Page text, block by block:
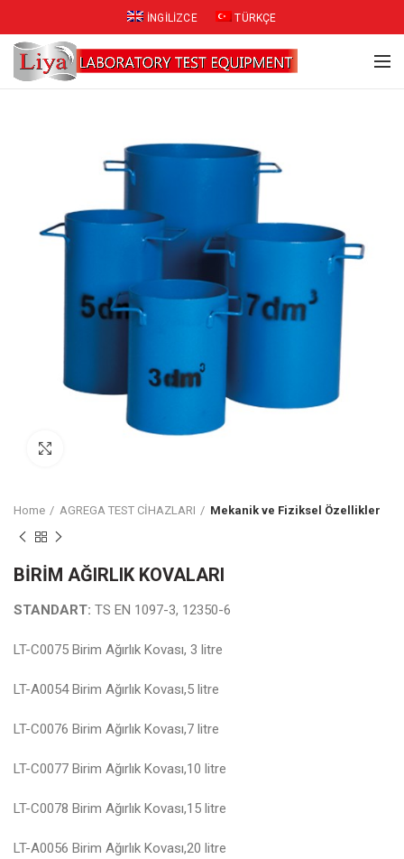
İNGILIZCE TÜRKÇE
Home AGREGA TEST CİHAZLARI Mekanik ve Fiziksel Özellikler
BİRİM AĞIRLIK KOVALARI
STANDART: TS EN 1097-3, 12350-6
LT-C0075 Birim Ağırlık Kovası, 3 litre
LT-A0054 Birim Ağırlık Kovası,5 litre
LT-C0076 Birim Ağırlık Kovası,7 litre
LT-C0077 Birim Ağırlık Kovası,10 litre
LT-C0078 Birim Ağırlık Kovası,15 litre
LT-A0056 Birim Ağırlık Kovası,20 litre